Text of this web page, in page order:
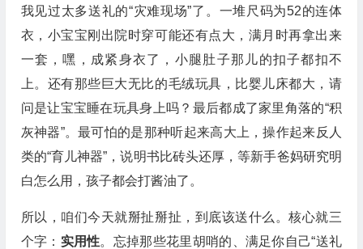
我见过太多送礼的“灾难现场”了。一堆尺码为52的连体
衣，小宝宝刚出院时穿可能还有点大，满月时再拿出来
一套，嘿，成紧身衣了，小腿肚子那儿的扣子都扣不
上。还有那些巨大无比的毛绒玩具，比婴儿床都大，请
问是让宝宝睡在玩具身上吗？最后都成了家里角落的“积
灰神器”。最可怕的是那种听起来高大上，操作起来反人
类的“育儿神器”，说明书比砖头还厚，等新手爸妈研究明
白怎么用，孩子都会打酱油了。
所以，咱们今天就掰扯掰扯，到底该送什么。核心就三
个字： 实用性。忘掉那些花里胡哨的、满足你自己“送礼